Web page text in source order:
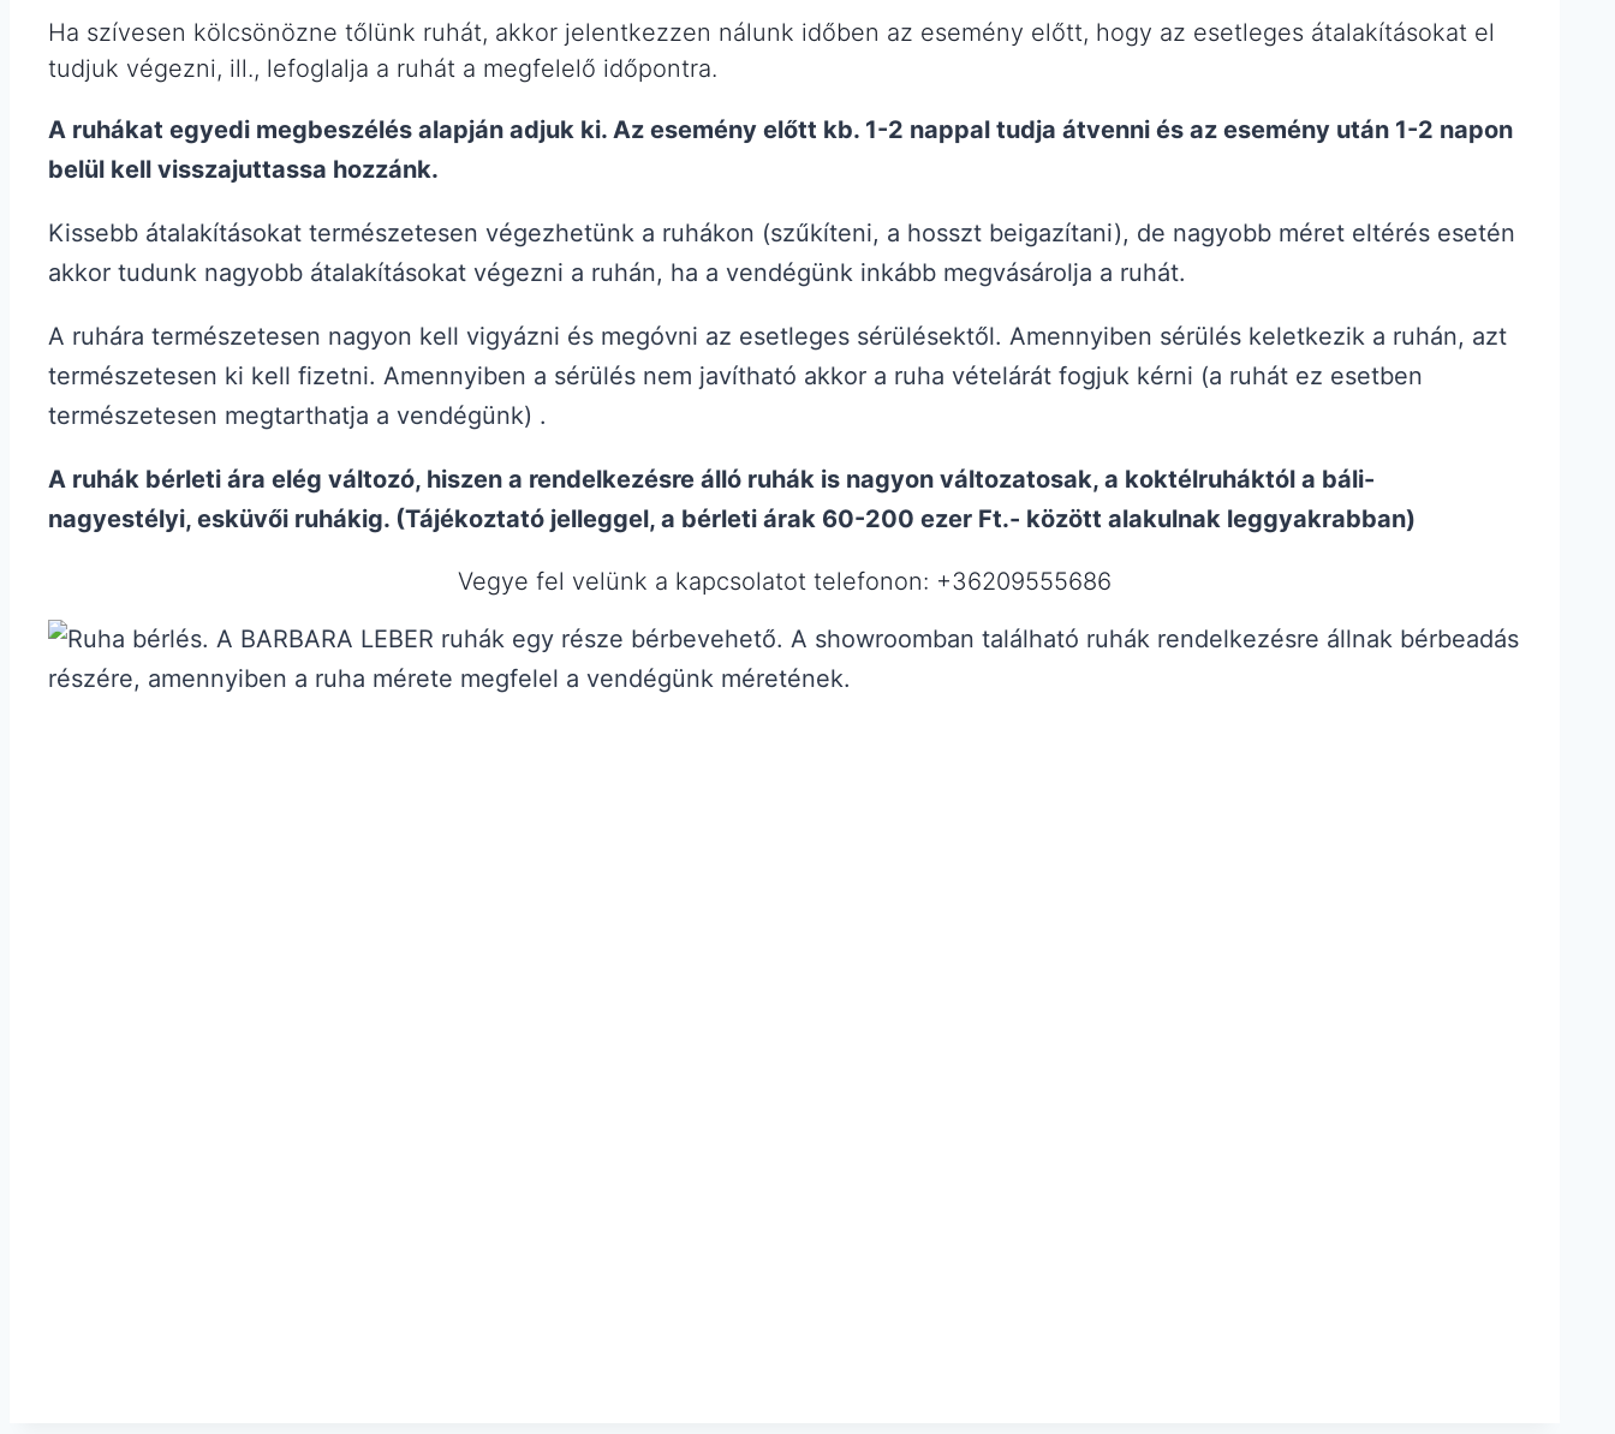
Ha szívesen kölcsönözne tőlünk ruhát, akkor jelentkezzen nálunk időben az esemény előtt, hogy az esetleges átalakításokat el
tudjuk végezni, ill., lefoglalja a ruhát a megfelelő időpontra.
A ruhákat egyedi megbeszélés alapján adjuk ki. Az esemény előtt kb. 1-2 nappal tudja átvenni és az esemény után 1-2 napon
belül kell visszajuttassa hozzánk.
Kissebb átalakításokat természetesen végezhetünk a ruhákon (szűkíteni, a hosszt beigazítani), de nagyobb méret eltérés esetén
akkor tudunk nagyobb átalakításokat végezni a ruhán, ha a vendégünk inkább megvásárolja a ruhát.
A ruhára természetesen nagyon kell vigyázni és megóvni az esetleges sérülésektől. Amennyiben sérülés keletkezik a ruhán, azt
természetesen ki kell fizetni. Amennyiben a sérülés nem javítható akkor a ruha vételárát fogjuk kérni (a ruhát ez esetben
természetesen megtarthatja a vendégünk) .
A ruhák bérleti ára elég változó, hiszen a rendelkezésre álló ruhák is nagyon változatosak, a koktélruháktól a báli-
nagyestélyi, esküvői ruhákig. (Tájékoztató jelleggel, a bérleti árak 60-200 ezer Ft.- között alakulnak leggyakrabban)
Vegye fel velünk a kapcsolatot telefonon: +36209555686